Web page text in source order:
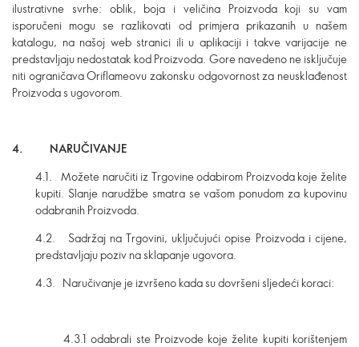
ilustrativne svrhe: oblik, boja i veličina Proizvoda koji su vam
isporučeni mogu se razlikovati od primjera prikazanih u našem
katalogu, na našoj web stranici ili u aplikaciji i takve varijacije ne
predstavljaju nedostatak kod Proizvoda. Gore navedeno ne isključuje
niti ograničava Oriflameovu zakonsku odgovornost za neusklađenost
Proizvoda s ugovorom.
4. NARUČIVANJE
4.1. Možete naručiti iz Trgovine odabirom Proizvoda koje želite
kupiti. Slanje narudžbe smatra se vašom ponudom za kupovinu
odabranih Proizvoda.
4.2. Sadržaj na Trgovini, uključujući opise Proizvoda i cijene,
predstavljaju poziv na sklapanje ugovora.
4.3. Naručivanje je izvršeno kada su dovršeni sljedeći koraci:
4.3.1 odabrali ste Proizvode koje želite kupiti korištenjem